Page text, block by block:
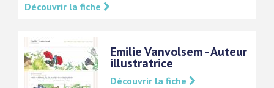
Découvrir la fiche
Emilie Vanvolsem - Auteur
illustratrice
Découvrir la fiche